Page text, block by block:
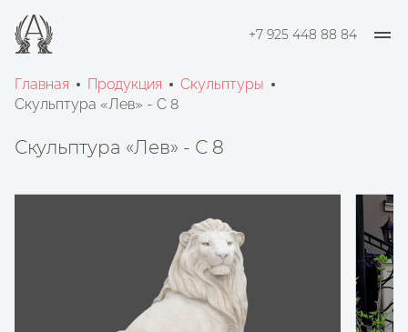
+7 925 448 88 84
Главная Продукция
Скульптуры
Скульптура «Лев» - С 8
Скульптура «Лев» - С 8